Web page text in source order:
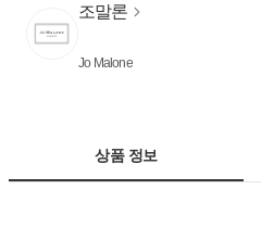
조말론
Jo Malone
상품 정보